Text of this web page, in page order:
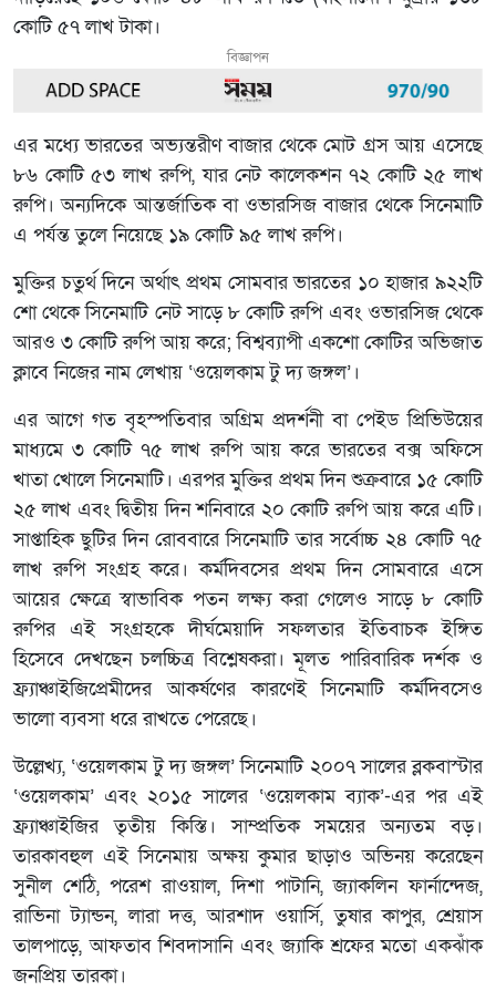
কোটি ৫৭ লাখ টাকা।
বিজ্ঞাপন
এর মধ্যে ভারতের অভ্যন্তরীণ বাজার থেকে মোট গ্রস আয় এসেছে
৮৬ কোটি ৫৩ লাখ রুপি, যার নেট কালেকশন ৭২ কোটি ২৫ লাখ
রুপি। অন্যদিকে আন্তর্জাতিক বা ওভারসিজ বাজার থেকে সিনেমাটি
এ পর্যন্ত তুলে নিয়েছে ১৯ কোটি ৯৫ লাখ রুপি।
মুক্তির চতুর্থ দিনে অর্থাৎ প্রথম সোমবার ভারতের ১০ হাজার ৯২২টি
শো থেকে সিনেমাটি নেট সাড়ে ৮ কোটি রুপি এবং ওভারসিজ থেকে
আরও ৩ কোটি রুপি আয় করে; বিশ্বব্যাপী একশো কোটির অভিজাত
ক্লাবে নিজের নাম লেখায় ‘ওয়েলকাম টু দ্য জঙ্গল’।
এর আগে গত বৃহস্পতিবার অগ্রিম প্রদর্শনী বা পেইড প্রিভিউয়ের
মাধ্যমে ৩ কোটি ৭৫ লাখ রুপি আয় করে ভারতের বক্স অফিসে
খাতা খোলে সিনেমাটি। এরপর মুক্তির প্রথম দিন শুক্রবারে ১৫ কোটি
২৫ লাখ এবং দ্বিতীয় দিন শনিবারে ২০ কোটি রুপি আয় করে এটি।
সাপ্তাহিক ছুটির দিন রোববারে সিনেমাটি তার সর্বোচ্চ ২৪ কোটি ৭৫
লাখ রুপি সংগ্রহ করে। কর্মদিবসের প্রথম দিন সোমবারে এসে
আয়ের ক্ষেত্রে স্বাভাবিক পতন লক্ষ্য করা গেলেও সাড়ে ৮ কোটি
রুপির এই সংগ্রহকে দীর্ঘমেয়াদি সফলতার ইতিবাচক ইঙ্গিত
হিসেবে দেখছেন চলচ্চিত্র বিশ্লেষকরা। মূলত পারিবারিক দর্শক ও
ফ্র্যাঞ্চাইজিপ্রেমীদের আকর্ষণের কারণেই সিনেমাটি কর্মদিবসেও
ভালো ব্যবসা ধরে রাখতে পেরেছে।
উল্লেখ্য, ‘ওয়েলকাম টু দ্য জঙ্গল’ সিনেমাটি ২০০৭ সালের ব্লকবাস্টার
‘ওয়েলকাম’ এবং ২০১৫ সালের ‘ওয়েলকাম ব্যাক’-এর পর এই
ফ্র্যাঞ্চাইজির তৃতীয় কিস্তি। সাম্প্রতিক সময়ের অন্যতম বড়।
তারকাবহুল এই সিনেমায় অক্ষয় কুমার ছাড়াও অভিনয় করেছেন
সুনীল শেঠি, পরেশ রাওয়াল, দিশা পাটানি, জ্যাকলিন ফার্নান্দেজ,
রাভিনা ট্যান্ডন, লারা দত্ত, আরশাদ ওয়ার্সি, তুষার কাপুর, শ্রেয়াস
তালপাড়ে, আফতাব শিবদাসানি এবং জ্যাকি শ্রফের মতো একঝাঁক
জনপ্রিয় তারকা।